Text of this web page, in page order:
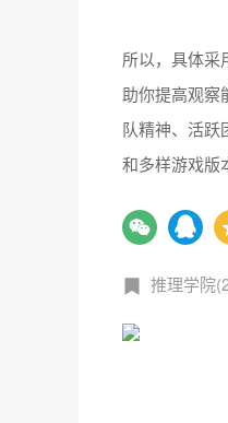
所以，具体采
助你提高观察
队精神、活跃
和多样游戏版
推理学院